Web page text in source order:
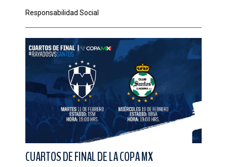
Responsabilidad Social
CUARTOS DE FINAL DE LA COPA MX